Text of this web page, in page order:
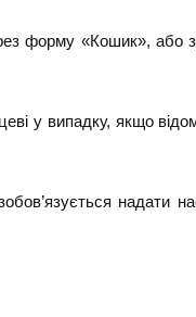
форму «Кошик»,
у випадку, якщо
надати